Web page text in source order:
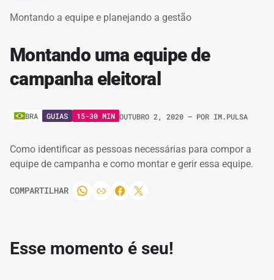
Montando a equipe e planejando a gestão
Montando uma equipe de
campanha eleitoral
BRA GUIAS 15-30 MIN OUTUBRO 2, 2020 – POR IM.PULSA
Como identificar as pessoas necessárias para compor a
equipe de campanha e como montar e gerir essa equipe.
COMPARTILHAR
Esse momento é seu!